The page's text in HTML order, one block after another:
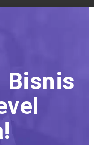
Bisnis